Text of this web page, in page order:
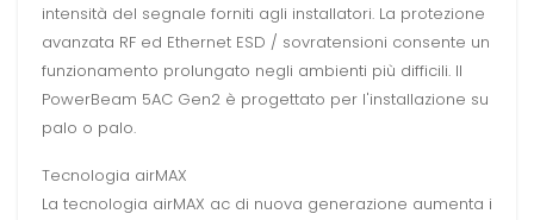
intensità del segnale forniti agli installatori. La protezione
avanzata RF ed Ethernet ESD / sovratensioni consente un
funzionamento prolungato negli ambienti più difficili. Il
PowerBeam 5AC Gen2 è progettato per l'installazione su
palo o palo.
Tecnologia airMAX
La tecnologia airMAX ac di nuova generazione aumenta i